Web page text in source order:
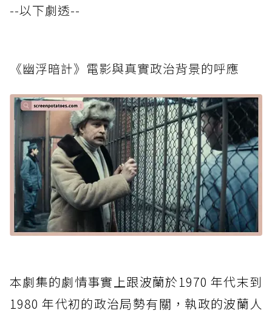
--以下劇透--
《幽浮暗計》電影與真實政治背景的呼應
本劇集的劇情事實上跟波蘭於1970 年代末到
1980 年代初的政治局勢有關，執政的波蘭人